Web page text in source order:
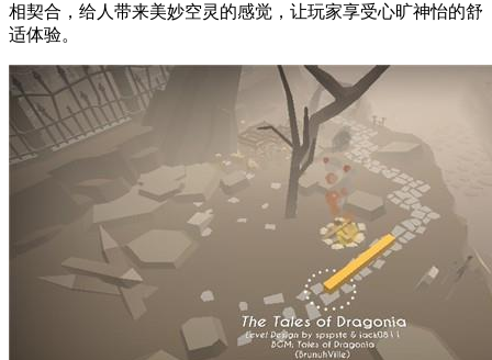
相契合，给人带来美妙空灵的感觉，让玩家享受心旷神怡的舒
适体验。